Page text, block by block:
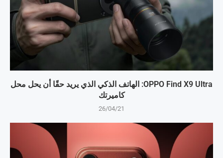
OPPO Find X9 Ultra: الهاتف الذكي الذي يريد حقًا أن يحل محل
كاميرتك
26/04/21